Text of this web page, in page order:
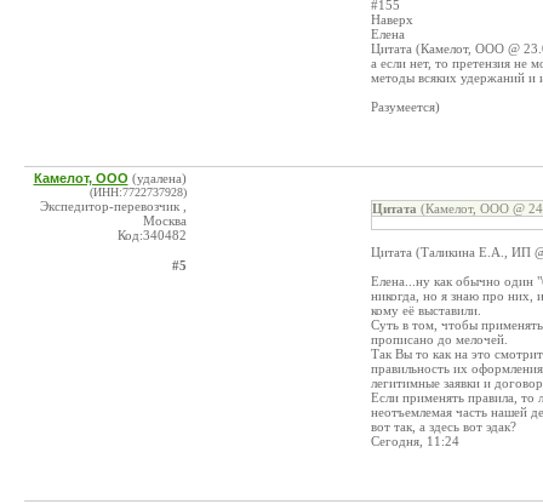
#155
Наверх
Елена
Цитата (Камелот, ООО @
а если нет, то претензия не
методы всяких удержаний и
Разумеется)
Камелот, ООО (удалена)
(ИНН:7722737928)
Экспедитор-перевозчик ,
Москва
Код:340482
#5
Цитата (Камелот, ООО @
Цитата (Таликина Е.А., ИП
Елена...ну как обычно один
никогда, но я знаю про них,
кому её выставили.
Суть в том, чтобы
прописано до мелочей.
Так Вы то как на это
правильность их
легитимные заявки и
Если применять правила, то
неотъемлемая часть нашей
вот так, а здесь вот эдак?
Сегодня, 11:24